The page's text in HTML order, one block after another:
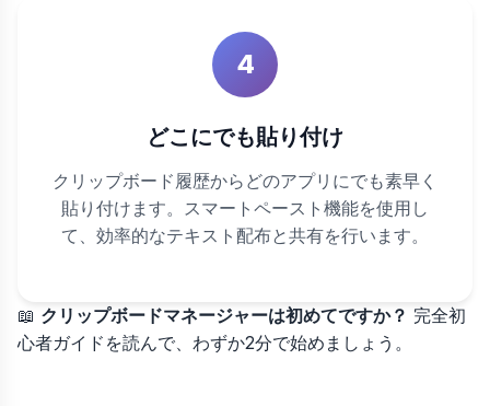
4
どこにでも貼り付け
クリップボード履歴からどのアプリにでも素早く
貼り付けます。スマートペースト機能を使用し
て、効率的なテキスト配布と共有を行います。
📖 クリップボードマネージャーは初めてですか？ 完全初
心者ガイド を読んで、わずか2分で始めましょう。